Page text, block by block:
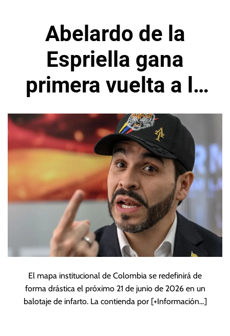
Abelardo de la
Espriella gana
primera vuelta a la
presidencia de
Colombia
El mapa institucional de Colombia se redefinirá de
forma drástica el próximo 21 de junio de 2026 en un
balotaje de infarto. La contienda por [+Información…]